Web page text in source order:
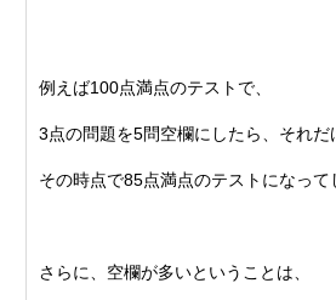
例えば100点満点のテストで、
3点の問題を5問空欄にしたら、 それだ
その時点で85点満点のテストになって
さらに、空欄が多いということは、